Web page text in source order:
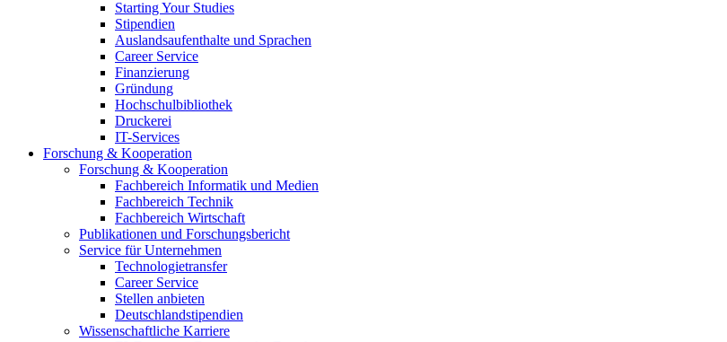
Starting Your Studies
Stipendien
Auslandsaufenthalte und Sprachen
Career Service
Finanzierung
Gründung
Hochschulbibliothek
Druckerei
IT-Services
Forschung & Kooperation
Forschung & Kooperation
Fachbereich Informatik und Medien
Fachbereich Technik
Fachbereich Wirtschaft
Publikationen und Forschungsbericht
Service für Unternehmen
Technologietransfer
Career Service
Stellen anbieten
Deutschlandstipendien
Wissenschaftliche Karriere